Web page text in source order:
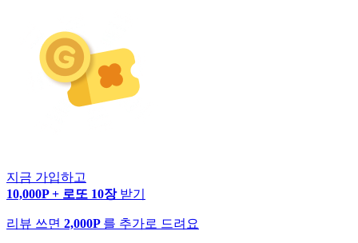
지금 가입하고
10,000P + 로또 10장 받기
리뷰 쓰면 2,000P 를 추가로 드려요